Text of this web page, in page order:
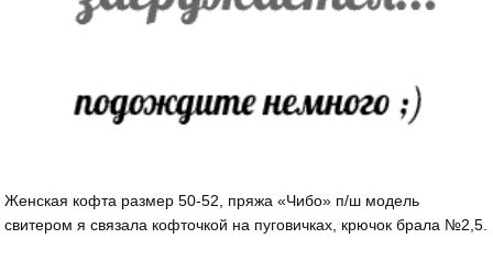
Женская кофта размер 50-52, пряжа «Чибо» п/ш модель
свитером я связала кофточкой на пуговичках, крючок брала №2,5.